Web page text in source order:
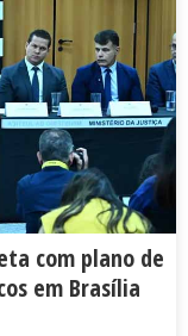
com plano de
em Brasília